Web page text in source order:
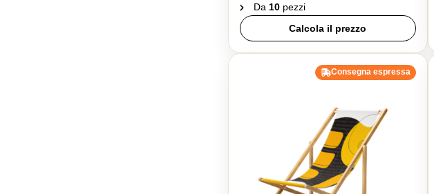
Da 10 pezzi
Calcola il prezzo
Consegna espressa